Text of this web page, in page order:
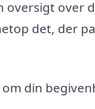
oversigt over
det, der
din